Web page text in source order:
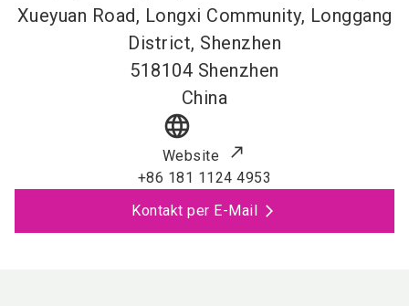
Xueyuan Road, Longxi Community, Longgang
District, Shenzhen
518104 Shenzhen
China
language
Website
+86 181 1124 4953
Kontakt per E-Mail